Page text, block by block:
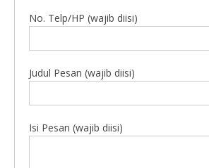
No. Telp/HP (wajib diisi)
Judul Pesan (wajib diisi)
Isi Pesan (wajib diisi)